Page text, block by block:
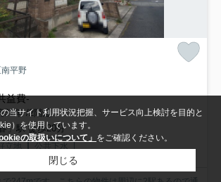
平野
益費-
31年 /2階建
」駅 徒歩20分
立地 公共下水
当サイト利用状況把握、サービス向上検討を目的と
）を使用しています。
の取扱いについて」 をご確認ください。
閉じる